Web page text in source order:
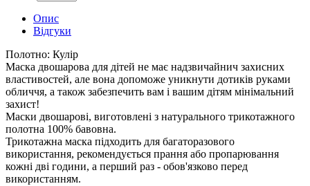
Опис
Відгуки
Полотно: Кулір
Маска двошарова для дітей не має надзвичайнич захисних
властивостей, але вона допоможе уникнути дотиків руками
обличчя, а також забезпечить вам і вашим дітям мінімальний
захист!
Маски двошарові, виготовлені з натурального трикотажного
полотна 100% бавовна.
Трикотажна маска підходить для багаторазового
використання, рекомендується прання або пропарювання
кожні дві години, а перший раз - обов'язково перед
використанням.